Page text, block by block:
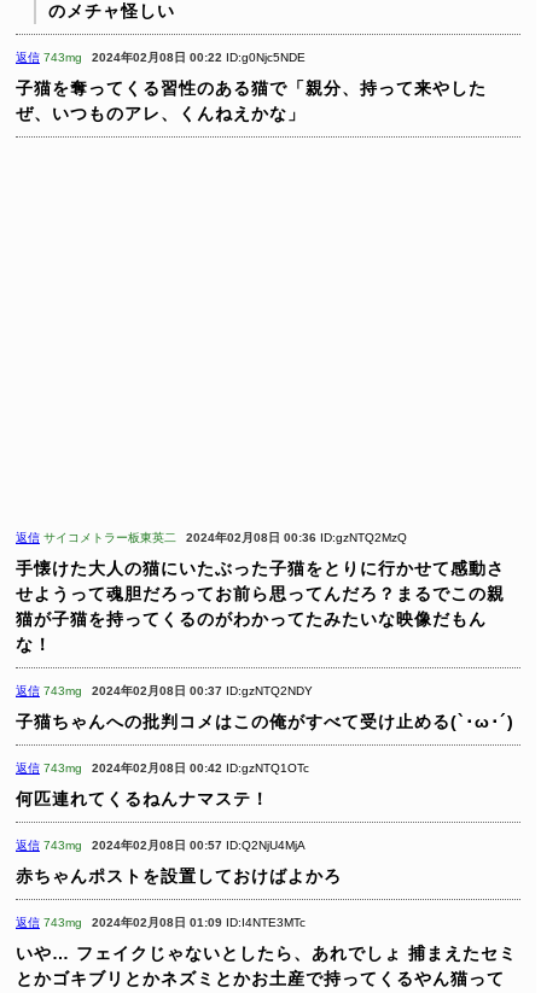
のメチャ怪しい
返信 743mg 2024年02月08日 00:22 ID:g0Njc5NDE
子猫を奪ってくる習性のある猫で「親分、持って来やした
ぜ、いつものアレ、くんねえかな」
返信 サイコメトラー板東英二 2024年02月08日 00:36 ID:gzNTQ2MzQ
手懐けた大人の猫にいたぶった子猫をとりに行かせて感動さ
せようって魂胆だろってお前ら思ってんだろ？まるでこの親
猫が子猫を持ってくるのがわかってたみたいな映像だもん
な！
返信 743mg 2024年02月08日 00:37 ID:gzNTQ2NDY
子猫ちゃんへの批判コメはこの俺がすべて受け止める(`･ω･´)
返信 743mg 2024年02月08日 00:42 ID:gzNTQ1OTc
何匹連れてくるねんナマステ！
返信 743mg 2024年02月08日 00:57 ID:Q2NjU4MjA
赤ちゃんポストを設置しておけばよかろ
返信 743mg 2024年02月08日 01:09 ID:I4NTE3MTc
いや… フェイクじゃないとしたら、あれでしょ 捕まえたセミ
とかゴキブリとかネズミとかお土産で持ってくるやん猫って